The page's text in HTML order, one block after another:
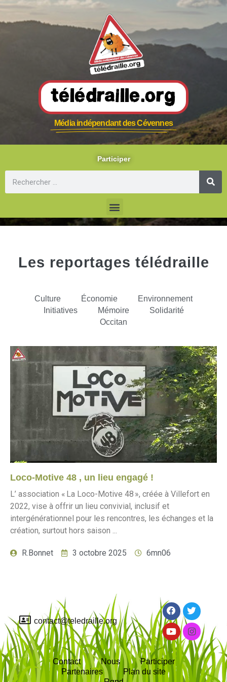
Télédraille.org
Média indépendant des Cévennes
Participer
Les reportages télédraille
Culture Économie
Environnement
Initiatives
Mémoire
Solidarité
Occitan
Loco-Motive 48 , un lieu engagé !
L’ association « La Loco-Motive 48 », créée à Villefort en
2022, vise à offrir un lieu convivial, inclusif et
intergénérationnel pour les rencontres, les échanges et la
création, surtout hors saison ...
R.Bonnet 3 octobre 2025 6mn06
Contact Nous
Participer
Partenaires
Plan du site
contact@teledraille.org